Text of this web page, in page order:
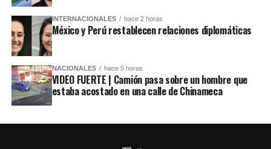
INTERNACIONALES hace 2 horas
México y Perú restablecen relaciones diplomáticas
NACIONALES hace 5 horas
VIDEO FUERTE | Camión pasa sobre un hombre que
estaba acostado en una calle de Chinameca